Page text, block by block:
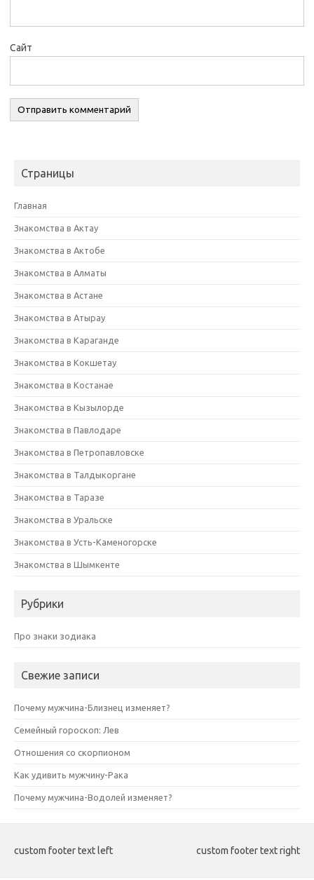
Сайт
Страницы
Главная
Знакомства в Актау
Знакомства в Актобе
Знакомства в Алматы
Знакомства в Астане
Знакомства в Атырау
Знакомства в Караганде
Знакомства в Кокшетау
Знакомства в Костанае
Знакомства в Кызылорде
Знакомства в Павлодаре
Знакомства в Петропавловске
Знакомства в Талдыкоргане
Знакомства в Таразе
Знакомства в Уральске
Знакомства в Усть-Каменогорске
Знакомства в Шымкенте
Рубрики
Про знаки зодиака
Свежие записи
Почему мужчина-Близнец изменяет?
Семейный гороскоп: Лев
Отношения со скорпионом
Как удивить мужчину-Рака
Почему мужчина-Водолей изменяет?
custom footer text left custom footer text right